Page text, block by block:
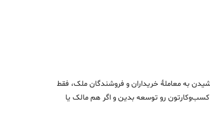
بخشیدن به معاملۀ خریداران و فروشندگان ملک، فقط
کسب‌وکارتون رو توسعه بدین و اگر هم مالک یا